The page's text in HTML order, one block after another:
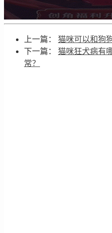
上一篇： 猫咪可以和狗
下一篇： 猫咪狂犬病有
常？